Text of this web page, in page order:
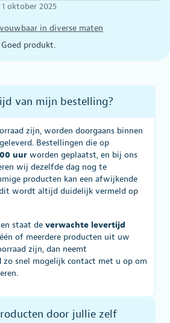
1 oktober 2025
in diverse maten
produkt.
van mijn bestelling?
zijn, worden doorgaans binnen
geleverd. Bestellingen die op
uur worden geplaatst, en bij ons
wij dezelfde dag nog te
producten kan een afwijkende
wordt altijd duidelijk vermeld op
staat de verwachte levertijd
of meerdere producten uit uw
zijn, dan neemt
zo snel mogelijk contact met u op om
door jullie zelf